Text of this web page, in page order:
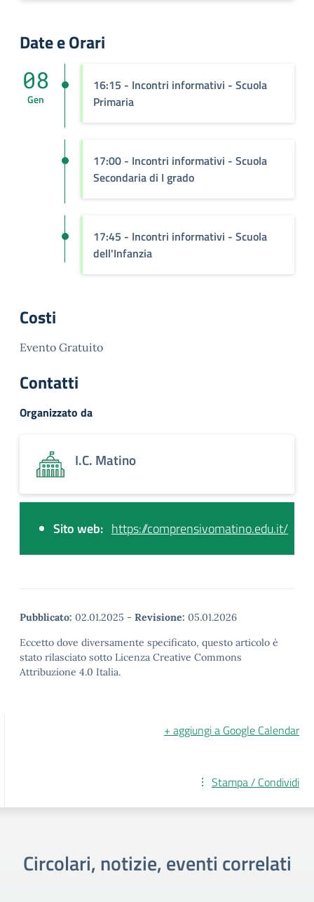
Date e Orari
16:15 - Incontri informativi - Scuola
Primaria
08
Gen
17:00 - Incontri informativi - Scuola
Secondaria di I grado
17:45 - Incontri informativi - Scuola
dell'Infanzia
Costi
Evento Gratuito
Contatti
Organizzato da
I.C. Matino
Sito web: https://comprensivomatino.edu.it/
Pubblicato: 02.01.2025 - Revisione: 05.01.2026
Eccetto dove diversamente specificato, questo articolo è
stato rilasciato sotto Licenza Creative Commons
Attribuzione 4.0 Italia.
+ aggiungi a Google Calendar
Stampa / Condividi
Circolari, notizie, eventi correlati